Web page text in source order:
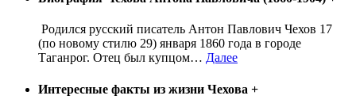
Родился русский писатель Антон Павлович Чехов 17
(по новому стилю 29) января 1860 года в городе
Таганрог. Отец был купцом… Далее
Интересные факты из жизни Чехова +